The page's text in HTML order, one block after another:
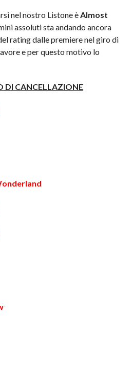
nel nostro Listone èAlmost
assoluti sta andando ancora
rating dalle premiere nel giro di
e per questo motivo lo
DI CANCELLAZIONE